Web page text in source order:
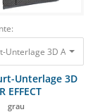
Unterlage 3D AIR
Unterlage 3D
EFFECT
grau